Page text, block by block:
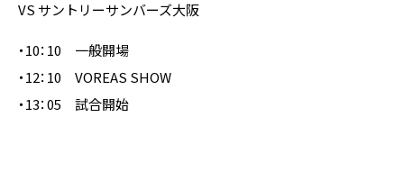
VS サントリーサンバーズ大阪
・10：10 一般開場
・12：10 VOREAS SHOW
・13：05 試合開始